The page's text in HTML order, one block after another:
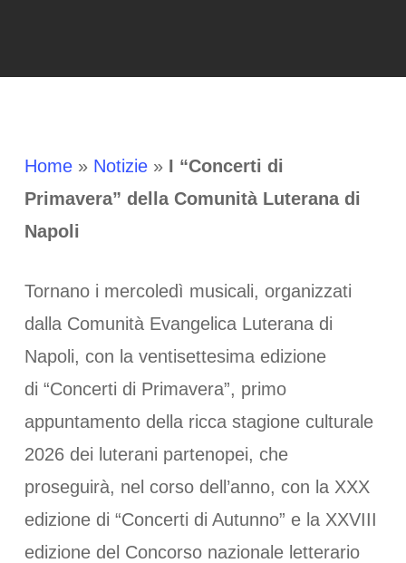
Home» Notizie» I “Concerti di
Primavera” della Comunità Luterana di
Napoli
Tornano i mercoledì musicali, organizzati
dalla Comunità Evangelica Luterana di
Napoli, con la ventisettesima edizione
di “Concerti di Primavera”, primo
appuntamento della ricca stagione culturale
2026 dei luterani partenopei, che
proseguirà, nel corso dell’anno, con la XXX
edizione di “Concerti di Autunno” e la XXVIII
edizione del Concorso nazionale letterario